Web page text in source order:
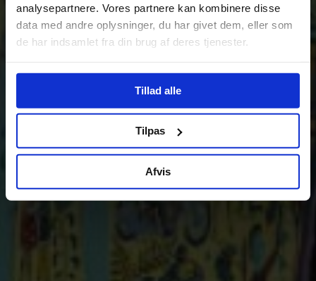
analysepartnere. Vores partnere kan kombinere disse
data med andre oplysninger, du har givet dem, eller som
de har indsamlet fra din brug af deres tjenester.
Tillad alle
Tilpas
Afvis